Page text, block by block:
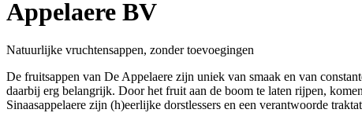
Appelaere BV
Natuurlijke vruchtensappen, zonder toevoegingen
De fruitsappen van De Appelaere zijn uniek van smaak en van
daarbij erg belangrijk. Door het fruit aan de boom te laten rijpen,
Sinaasappelaere zijn (h)eerlijke dorstlessers en een verantwoorde